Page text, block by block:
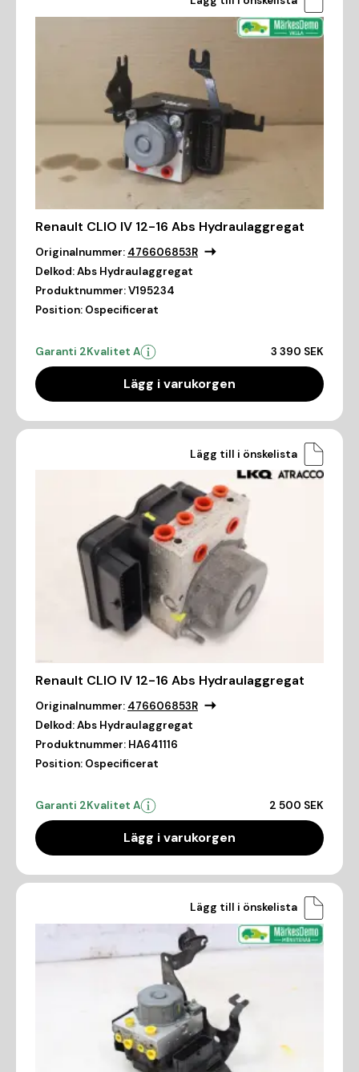
Renault CLIO IV 12-16 Abs Hydraulaggregat
Originalnummer: 476606853R
Delkod:Abs Hydraulaggregat
Produktnummer:V195234
Position: Ospecificerat
Garanti 2Kvalitet A 3 390 SEK
Lägg i varukorgen
Lägg till i önskelista
Renault CLIO IV 12-16 Abs Hydraulaggregat
Originalnummer: 476606853R
Delkod:Abs Hydraulaggregat
Produktnummer: HA641116
Position: Ospecificerat
Garanti 2Kvalitet A 2 500 SEK
Lägg i varukorgen
Lägg till i önskelista